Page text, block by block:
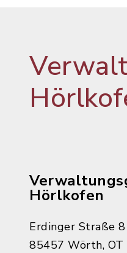
Hörlkofen
Erdinger Straße 8
85457 Wörth,